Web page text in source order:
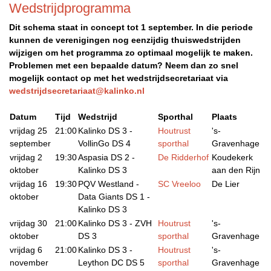
Wedstrijdprogramma
Dit schema staat in concept tot 1 september. In die periode
kunnen de verenigingen nog eenzijdig thuiswedstrijden
wijzigen om het programma zo optimaal mogelijk te maken.
Problemen met een bepaalde datum? Neem dan zo snel
mogelijk contact op met het wedstrijdsecretariaat via
wedstrijdsecretariaat@kalinko.nl
Datum Tijd Wedstrijd Sporthal
Plaats
vrijdag 25
september
21:00Kalinko DS 3 -
VollinGo DS 4
Houtrust
sporthal
's-
Gravenhage
vrijdag 2
oktober
19:30Aspasia DS 2 -
Kalinko DS 3
De Ridderhof Koudekerk
aan den Rijn
vrijdag 16
oktober
19:30PQV Westland -
Data Giants DS 1 -
Kalinko DS 3
SC Vreeloo De Lier
vrijdag 30
oktober
21:00Kalinko DS 3 - ZVH
DS 3
Houtrust
sporthal
's-
Gravenhage
vrijdag 6
november
21:00Kalinko DS 3 -
Leython DC DS 5
Houtrust
sporthal
's-
Gravenhage